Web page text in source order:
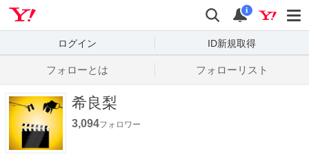
検索
通知
i
ログイン ID新規取得
フォローとは フォローリスト
希良梨
3,094フォロワー